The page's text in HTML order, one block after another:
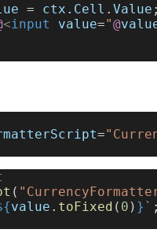
= ctx . Cell . Value ;
<input value="@
=
(
value . toFixed ( 0 ) } ` ;